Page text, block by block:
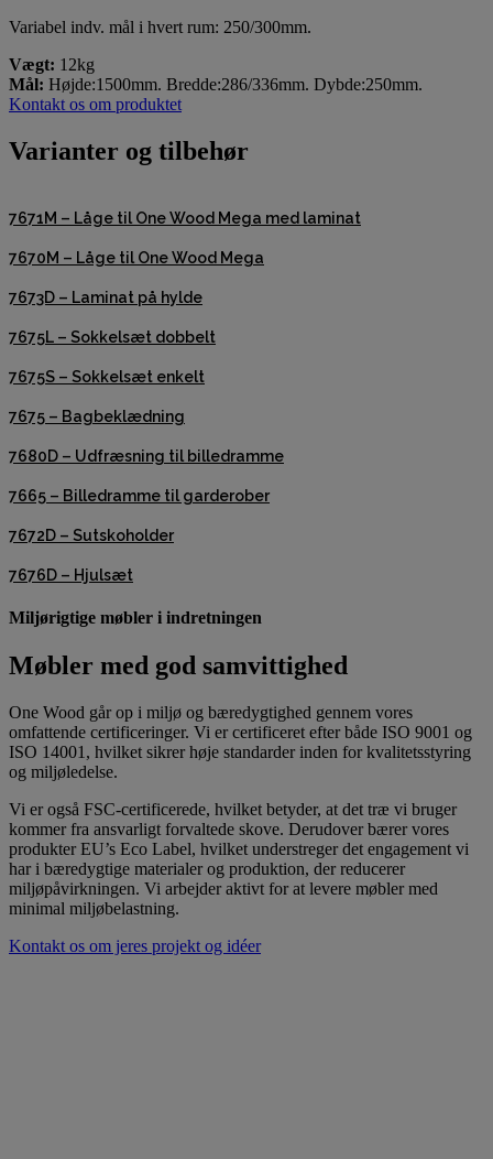
Variabel indv. mål i hvert rum: 250/300mm.
Vægt: 12kg
Mål: Højde:1500mm. Bredde:286/336mm. Dybde:250mm.
Kontakt os om produktet
Varianter og tilbehør
7671M – Låge til One Wood Mega med laminat
7670M – Låge til One Wood Mega
7673D – Laminat på hylde
7675L – Sokkelsæt dobbelt
7675S – Sokkelsæt enkelt
7675 – Bagbeklædning
7680D – Udfræsning til billedramme
7665 – Billedramme til garderober
7672D – Sutskoholder
7676D – Hjulsæt
Miljørigtige møbler i indretningen
Møbler med god samvittighed
One Wood går op i miljø og bæredygtighed gennem vores
omfattende certificeringer. Vi er certificeret efter både ISO 9001 og
ISO 14001, hvilket sikrer høje standarder inden for kvalitetsstyring
og miljøledelse.
Vi er også FSC-certificerede, hvilket betyder, at det træ vi bruger
kommer fra ansvarligt forvaltede skove. Derudover bærer vores
produkter EU’s Eco Label, hvilket understreger det engagement vi
har i bæredygtige materialer og produktion, der reducerer
miljøpåvirkningen. Vi arbejder aktivt for at levere møbler med
minimal miljøbelastning.
Kontakt os om jeres projekt og idéer